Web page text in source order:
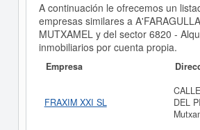
A continuación le ofrecemos un
empresas similares a
MUTXAMEL y del sector 6820 -
inmobiliarios por cuenta propia.
Empresa
FRAXIM XXI SL
DEL